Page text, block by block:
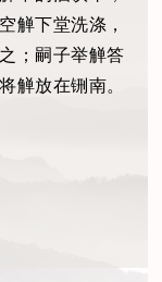
觯下堂洗涤，
；嗣子举觯答
觯放在铏南。